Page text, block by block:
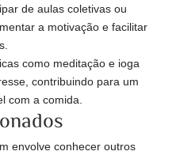
de aulas coletivas ou
a motivação e facilitar
como meditação e ioga
contribuindo para um
com a comida.
envolve conhecer outros